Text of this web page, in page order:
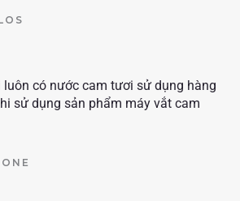
luôn có nước cam tươi sử dụng hàng
sử dụng sản phẩm máy vắt cam